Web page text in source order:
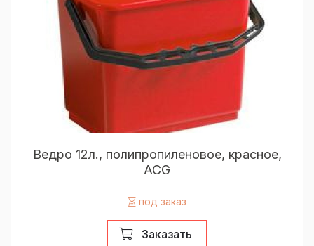
Ведро 12л., полипропиленовое, красное,
ACG
под заказ
Заказать